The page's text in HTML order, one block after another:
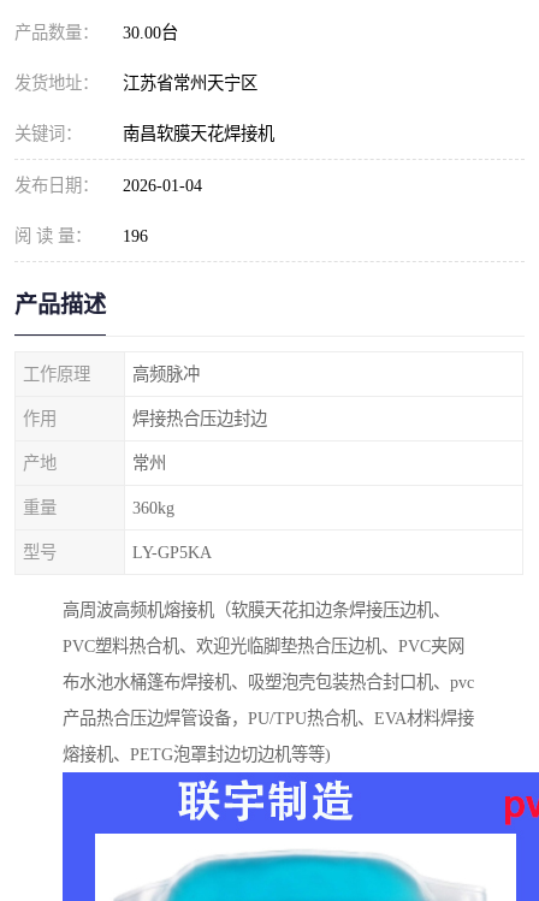
产品数量： 30.00台
发货地址： 江苏省常州天宁区
关键词： 南昌软膜天花焊接机
发布日期： 2026-01-04
阅 读 量： 196
产品描述
工作原理 高频脉冲
作用 焊接热合压边封边
产地 常州
重量 360kg
型号 LY-GP5KA
高周波高频机熔接机（软膜天花扣边条焊接压边机、
PVC塑料热合机、欢迎光临脚垫热合压边机、PVC夹网
布水池水桶篷布焊接机、吸塑泡壳包装热合封口机、pvc
产品热合压边焊管设备，PU/TPU热合机、EVA材料焊接
熔接机、PETG泡罩封边切边机等等)